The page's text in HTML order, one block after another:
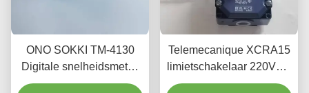
ONO SOKKI TM-4130
Digitale snelheidsmeter,
geschikt voor
Telemecanique XCRA15
limietschakelaar 220VAC
3A - industriële